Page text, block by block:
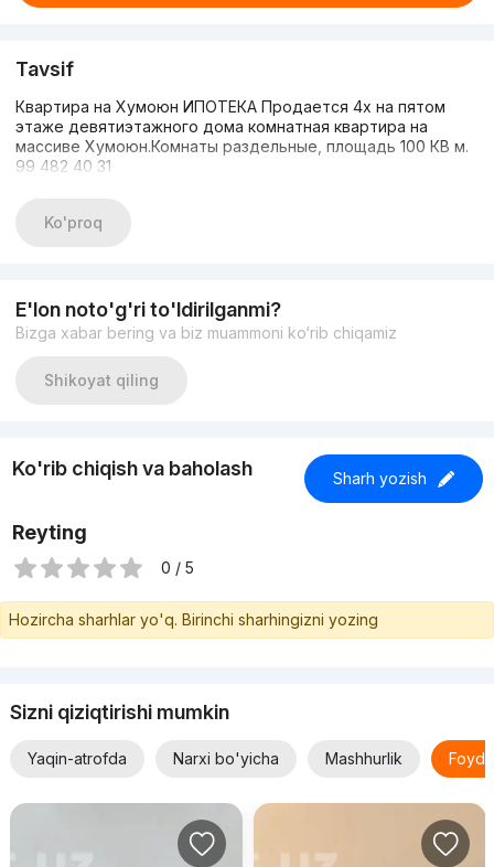
Tavsif
Квартира на Хумоюн ИПОТЕКА Продается 4х на пятом
этаже девятиэтажного дома комнатная квартира на
массиве Хумоюн.Комнаты раздельные, площадь 100 КВ м.
99 482 40 31
Ko'proq
E'lon noto'g'ri to'ldirilganmi?
Bizga xabar bering va biz muammoni ko‘rib chiqamiz
Shikoyat qiling
Ko'rib chiqish va baholash Sharh yozish
Reyting
0 / 5
Hozircha sharhlar yo'q. Birinchi sharhingizni yozing
Sizni qiziqtirishi mumkin
Yaqin-atrofda Narxi bo'yicha Mashhurlik